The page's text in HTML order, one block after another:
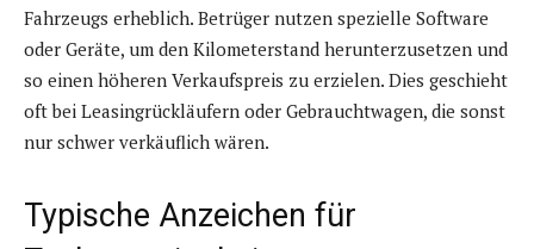
Fahrzeugs erheblich. Betrüger nutzen spezielle Software
oder Geräte, um den Kilometerstand herunterzusetzen und
so einen höheren Verkaufspreis zu erzielen. Dies geschieht
oft bei Leasingrückläufern oder Gebrauchtwagen, die sonst
nur schwer verkäuflich wären.
Typische Anzeichen für